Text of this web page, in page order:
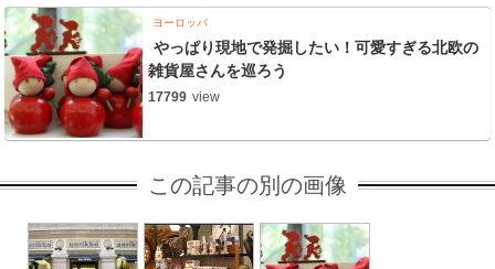
ヨーロッパ
やっぱり現地で発掘したい！可愛すぎる北欧の
雑貨屋さんを巡ろう
17799 view
この記事の別の画像